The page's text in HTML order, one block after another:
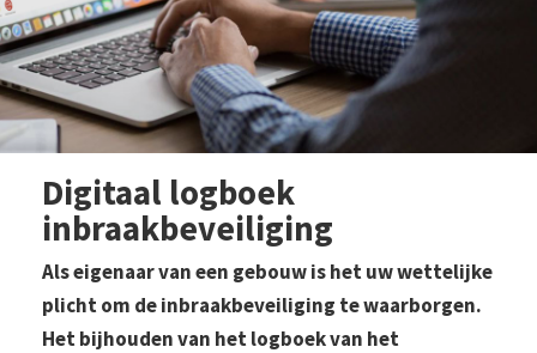
Digitaal logboek
inbraakbeveiliging
Als eigenaar van een gebouw is het uw wettelijke
plicht om de inbraakbeveiliging te waarborgen.
Het bijhouden van het logboek van het